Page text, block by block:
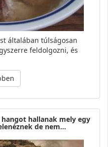
általában túlságosan
feldolgozni, és
hallanak mely egy
de nem…